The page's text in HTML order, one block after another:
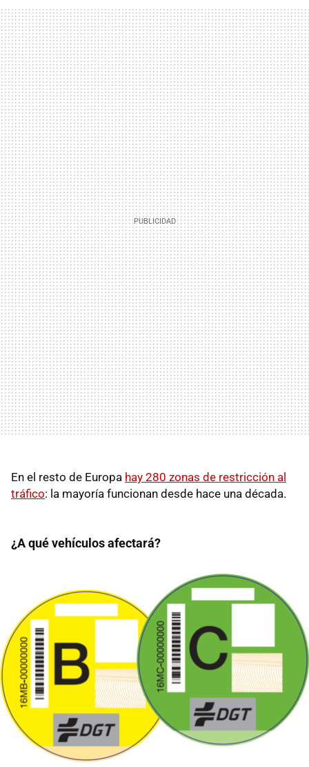
En el resto de Europa hay 280 zonas de restricción al
tráfico: la mayoría funcionan desde hace una década.
¿A qué vehículos afectará?